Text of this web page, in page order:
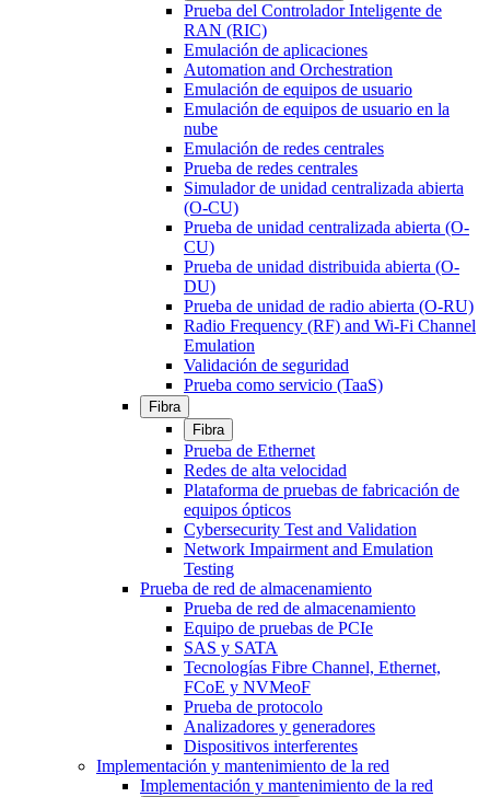
Prueba del Controlador Inteligente de
RAN (RIC)
Emulación de aplicaciones
Automation and Orchestration
Emulación de equipos de usuario
Emulación de equipos de usuario en la
nube
Emulación de redes centrales
Prueba de redes centrales
Simulador de unidad centralizada abierta
(O-CU)
Prueba de unidad centralizada abierta (O-
CU)
Prueba de unidad distribuida abierta (O-
DU)
Prueba de unidad de radio abierta (O-RU)
Radio Frequency (RF) and Wi-Fi Channel
Emulation
Validación de seguridad
Prueba como servicio (TaaS)
Fibra
Fibra
Prueba de Ethernet
Redes de alta velocidad
Plataforma de pruebas de fabricación de
equipos ópticos
Cybersecurity Test and Validation
Network Impairment and Emulation
Testing
Prueba de red de almacenamiento
Prueba de red de almacenamiento
Equipo de pruebas de PCIe
SAS y SATA
Tecnologías Fibre Channel, Ethernet,
FCoE y NVMeoF
Prueba de protocolo
Analizadores y generadores
Dispositivos interferentes
Implementación y mantenimiento de la red
Implementación y mantenimiento de la red